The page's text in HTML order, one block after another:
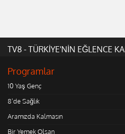
TV8 - TÜRKİYE'NİN EĞLENCE
Programlar
10 Yaş Genç
8'de Sağlık
Aramızda Kalmasın
Bir Yemek Olsan